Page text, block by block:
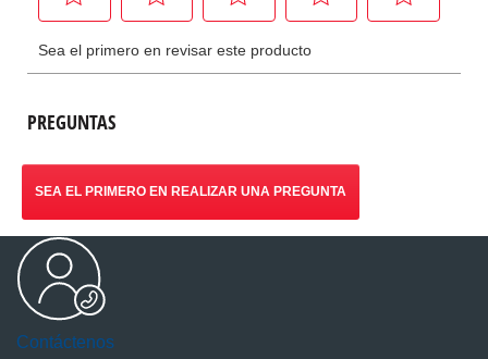
PREGUNTAS
SEA EL PRIMERO EN REALIZAR UNA PREGUNTA
Contáctenos